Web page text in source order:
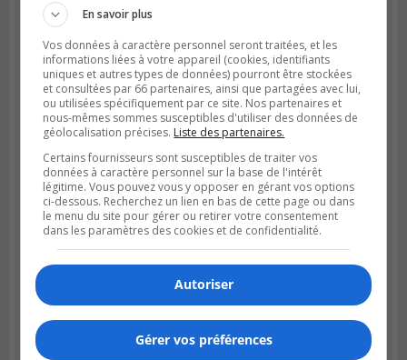
VIEUX-LONGUEUIL
Publié le 3 août 2026 à 14h47
Le Livre bleu rassemble 200 curieux à
Longueuil
En savoir plus
Vos données à caractère personnel seront traitées, et les
informations liées à votre appareil (cookies, identifiants
uniques et autres types de données) pourront être stockées
et consultées par 66 partenaires, ainsi que partagées avec lui,
ou utilisées spécifiquement par ce site. Nos partenaires et
nous-mêmes sommes susceptibles d'utiliser des données de
géolocalisation précises. Liste des partenaires.
Certains fournisseurs sont susceptibles de traiter vos
données à caractère personnel sur la base de l'intérêt
légitime. Vous pouvez vous y opposer en gérant vos options
ci-dessous. Recherchez un lien en bas de cette page ou dans
le menu du site pour gérer ou retirer votre consentement
dans les paramètres des cookies et de confidentialité.
Autoriser
Gérer vos préférences